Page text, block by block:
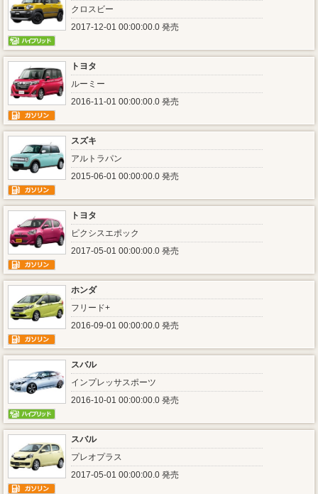
クロスビー
2017-12-01 00:00:00.0 発売
トヨタ
ルーミー
2016-11-01 00:00:00.0 発売
スズキ
アルトラパン
2015-06-01 00:00:00.0 発売
トヨタ
ピクシスエポック
2017-05-01 00:00:00.0 発売
ホンダ
フリード+
2016-09-01 00:00:00.0 発売
スバル
インプレッサスポーツ
2016-10-01 00:00:00.0 発売
スバル
プレオプラス
2017-05-01 00:00:00.0 発売